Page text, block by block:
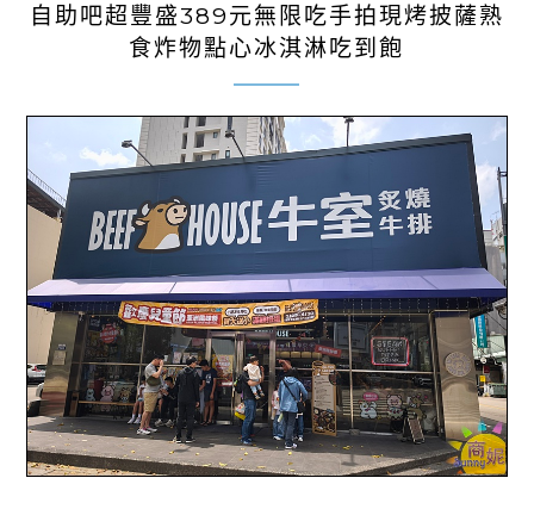
自助吧超豐盛389元無限吃手拍現烤披薩熟
食炸物點心冰淇淋吃到飽